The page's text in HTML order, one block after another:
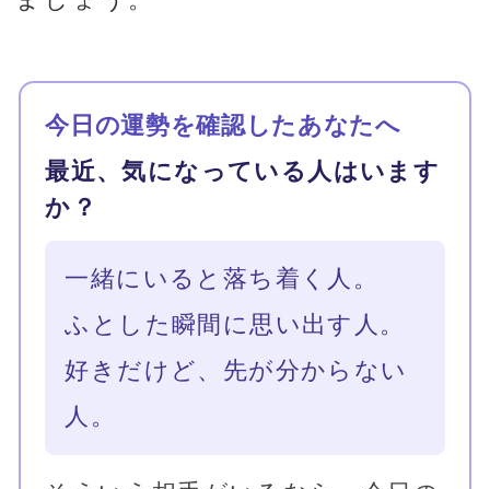
毎日の星座占いは今日という日の
は、生まれ持った星の配置に刻ま
れています。それを読み解けるの
が、星ひとみの天星術です。
今、あの人があなたに抱いてい
恋人になったらどんな関係にな
心の相性・体の相性・結婚相性
星ひとみからあなただけへのメ